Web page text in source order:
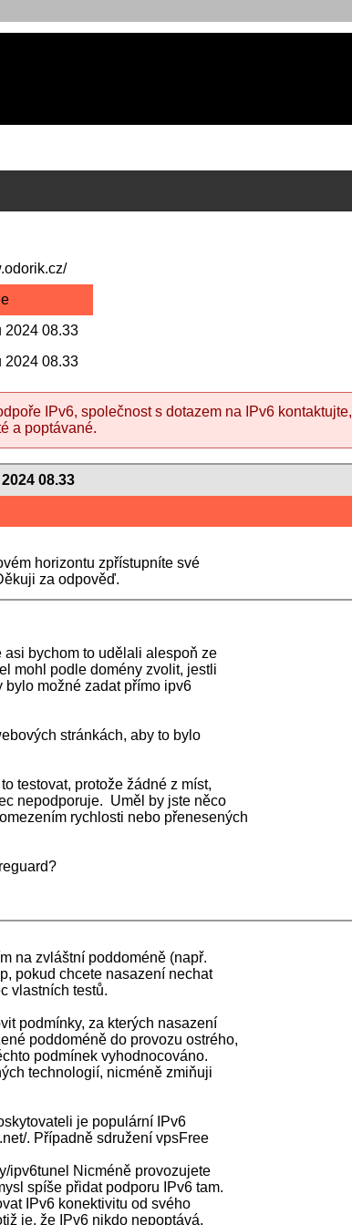
2024 08.33
2024 08.33
IPv6, společnost s dotazem na IPv6 kontaktujte,
a poptávané.
08.33
horizontu zpřístupníte své
za odpověď.
bychom to udělali alespoň ze
mohl podle domény zvolit, jestli
možné zadat přímo ipv6
stránkách, aby to bylo
testovat, protože žádné z míst,
nepodporuje. Uměl by jste něco
rychlosti nebo přenesených
na zvláštní poddoméně (např.
pokud chcete nasazení nechat
vlastních testů.
podmínky, za kterých nasazení
poddoméně do provozu ostrého,
podmínek vyhodnocováno.
technologií, nicméně zmiňuji
je populární IPv6
. Případně sdružení vpsFree
ipv6tunel Nicméně provozujete
spíše přidat podporu IPv6 tam.
IPv6 konektivitu od svého
je, že IPv6 nikdo nepoptává,